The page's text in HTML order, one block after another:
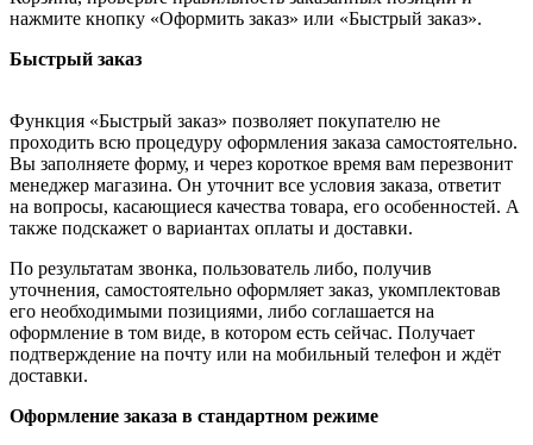
нажмите кнопку «Оформить заказ» или «Быстрый заказ».
Быстрый заказ
Функция «Быстрый заказ» позволяет покупателю не
проходить всю процедуру оформления заказа самостоятельно.
Вы заполняете форму, и через короткое время вам перезвонит
менеджер магазина. Он уточнит все условия заказа, ответит
на вопросы, касающиеся качества товара, его особенностей. А
также подскажет о вариантах оплаты и доставки.
По результатам звонка, пользователь либо, получив
уточнения, самостоятельно оформляет заказ, укомплектовав
его необходимыми позициями, либо соглашается на
оформление в том виде, в котором есть сейчас. Получает
подтверждение на почту или на мобильный телефон и ждёт
доставки.
Оформление заказа в стандартном режиме